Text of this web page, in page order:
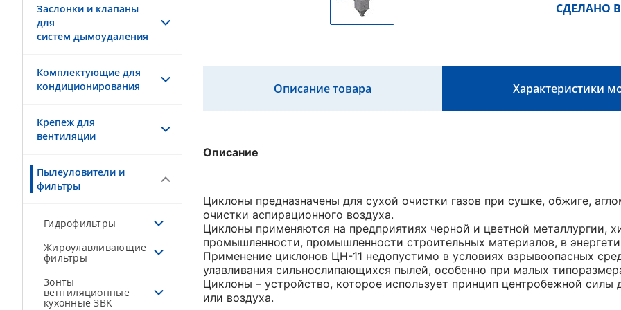
Заслонки и клапаны
для
систем дымоудаления
Комплектующие для
кондиционирования
Крепеж для
вентиляции
Пылеуловители и
фильтры
Гидрофильтры
Жироулавливающие
фильтры
Зонты
вентиляционные
кухонные ЗВК
СДЕЛАНО
Описание товара Характеристики
Описание
Циклоны предназначены для сухой очистки газов при сушке, обжиге,
очистки аспирационного воздуха.
Циклоны применяются на предприятиях черной и цветной металлургии,
промышленности, промышленности строительных материалов, в
Применение циклонов ЦН-11 недопустимо в условиях взрывоопасных
улавливания сильнослипающихся пылей, особенно при малых
Циклоны – устройство, которое использует принцип центробежной силы
или воздуха.